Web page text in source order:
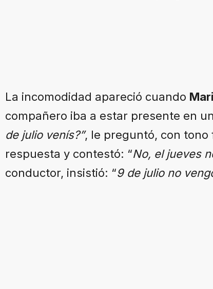
La incomodidad apareció cuando
compañero iba a estar presente en
de julio venís?”, le preguntó, con tono
respuesta y contestó: “No, el jueves
conductor, insistió: “9 de julio no